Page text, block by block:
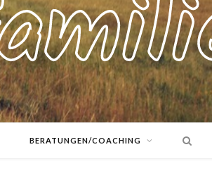
BERATUNGEN/COACHING